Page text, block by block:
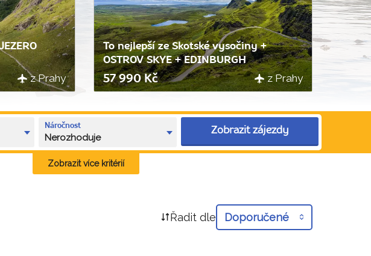
z Prahy
To nejlepší ze Skotské vysočiny +
OSTROV SKYE + EDINBURGH
57 990 Kč z Prahy
Náročnost
Nerozhoduje
Zobrazit zájezdy
Zobrazit více kritérií
Řadit dle Doporučené